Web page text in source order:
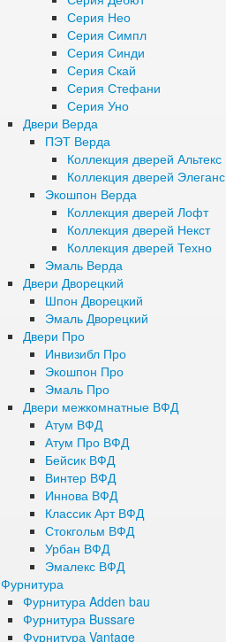
Серия Нео
Серия Симпл
Серия Синди
Серия Скай
Серия Стефани
Серия Уно
Двери Верда
ПЭТ Верда
Коллекция дверей Альтекс
Коллекция дверей Элеганс
Экошпон Верда
Коллекция дверей Лофт
Коллекция дверей Некст
Коллекция дверей Техно
Эмаль Верда
Двери Дворецкий
Шпон Дворецкий
Эмаль Дворецкий
Двери Про
Инвизибл Про
Экошпон Про
Эмаль Про
Двери межкомнатные ВФД
Атум ВФД
Атум Про ВФД
Бейсик ВФД
Винтер ВФД
Иннова ВФД
Классик Арт ВФД
Стокгольм ВФД
Урбан ВФД
Эмалекс ВФД
Фурнитура
Фурнитура Adden bau
Фурнитура Bussare
Фурнитура Vantage